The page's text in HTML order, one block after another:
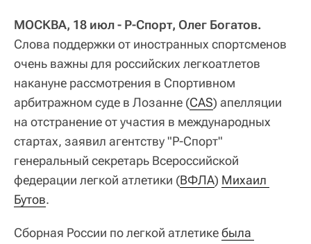
МОСКВА, 18 июл - Р-Спорт, Олег Богатов.
Слова поддержки от иностранных спортсменов
очень важны для российских легкоатлетов
накануне рассмотрения в Спортивном
арбитражном суде в Лозанне (CAS) апелляции
на отстранение от участия в международных
стартах, заявил агентству "Р-Спорт"
генеральный секретарь Всероссийской
федерации легкой атлетики (ВФЛА) Михаил
Бутов.
Сборная России по легкой атлетикебыла